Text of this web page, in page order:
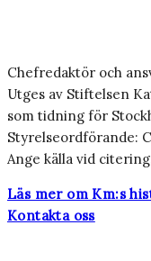
Chefredaktör och
Utges av Stiftelsen
som tidning för
Styrelseordförande:
Ange källa vid
Läs mer om Km:s
Kontakta oss